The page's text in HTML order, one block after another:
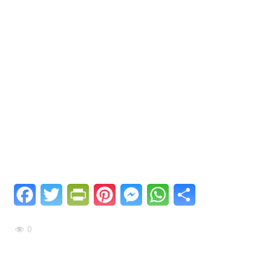
FacebookTwitter PrintFriendly
PinterestMessengerWhatsApp
0